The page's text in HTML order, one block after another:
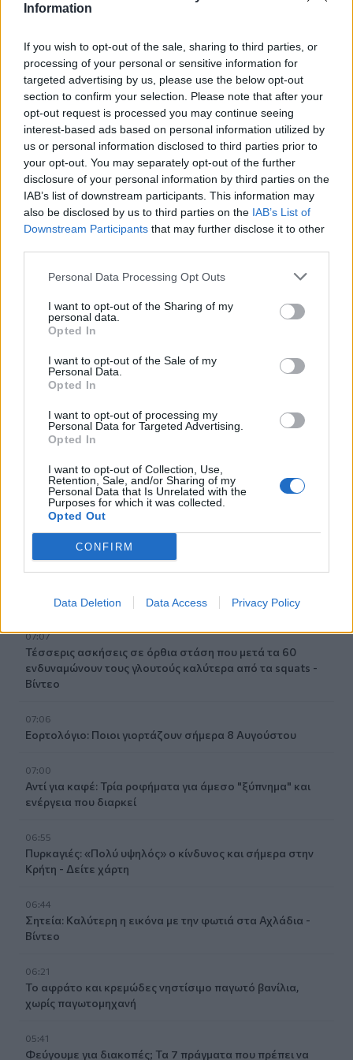
Information
If you wish to opt-out of the sale, sharing to third parties, or
processing of your personal or sensitive information for
targeted advertising by us, please use the below opt-out
section to confirm your selection. Please note that after your
opt-out request is processed you may continue seeing
interest-based ads based on personal information utilized by
us or personal information disclosed to third parties prior to
your opt-out. You may separately opt-out of the further
disclosure of your personal information by third parties on the
IAB’s list of downstream participants. This information may
also be disclosed by us to third parties on the IAB’s List of
Downstream Participants that may further disclose it to other
Personal Data Processing Opt Outs
I want to opt-out of the Sharing of my
personal data.
Opted In
I want to opt-out of the Sale of my
Personal Data.
Opted In
I want to opt-out of processing my
Personal Data for Targeted Advertising.
Opted In
I want to opt-out of Collection, Use,
Retention, Sale, and/or Sharing of my
Personal Data that Is Unrelated with the
Purposes for which it was collected.
Opted Out
CONFIRM
Data Deletion Data Access Privacy Policy
Σελιδοποίηση
Προηγούμενη σελίδα
Current page
Next page
Ροή ειδήσεων Δημοφιλή
07:51
δέντρα στο κέντρο της πόλης
07:43
Φωτιά στο Πόρτο Γερμενό: Σκύλος επέστρεψε με
07:36
«βοήθεια» 1 δισ. δολαρίων
Τα πρωτοσέλιδα των εφημερίδων
07:22
Βραζιλία: Σε χαμηλό δεκαετίας η αποψίλωση του
Αμαζονίου – Μειώθηκε κατά 37%
2025 – Μέχρι πότε μπορούν να γίνουν διορθώσεις
07:07
Τέσσερις ασκήσεις σε όρθια στάση που μετά τα 60
ενδυναμώνουν τους γλουτούς καλύτερα από τα squats -
Βίντεο
07:06
Εορτολόγιο: Ποιοι γιορτάζουν σήμερα 8 Αυγούστου
07:00
Αντί για καφέ: Τρία ροφήματα για άμεσο "ξύπνημα" και
ενέργεια που διαρκεί
06:55
Πυρκαγιές: «Πολύ υψηλός» ο κίνδυνος και σήμερα στην
Κρήτη - Δείτε χάρτη
06:44
Σητεία: Καλύτερη η εικόνα με την φωτιά στα Αχλάδια -
Βίντεο
06:21
Το αφράτο και κρεμώδες νηστίσιμο παγωτό βανίλια,
χωρίς παγωτομηχανή
05:41
Φεύγουμε για διακοπές; Τα 7 πράγματα που πρέπει να